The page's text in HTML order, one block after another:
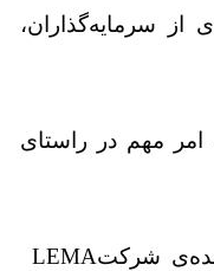
از سرمایه‌گذاران،
امر مهم در راستای
شرکتLEMA